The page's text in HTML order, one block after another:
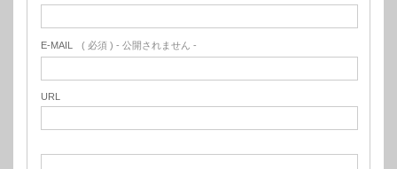
E-MAIL ( 必須 ) - 公開されません -
URL